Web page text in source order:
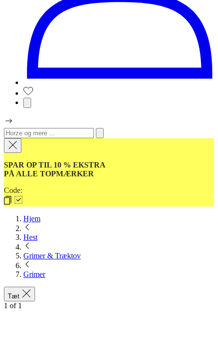
SPAR OP TIL 10 % EKSTRA
PÅ ALLE TOPMÆRKER
Code:
Hjem
Hest
Grimer & Træktov
Grimer
Tæt
1 of 1